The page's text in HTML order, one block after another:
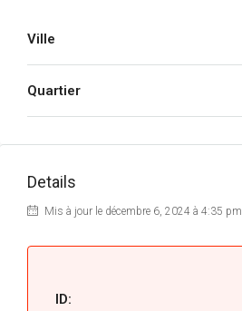
Ville
Quartier
Details
Mis à jour le décembre 6, 2024 à 4:35 pm
ID: